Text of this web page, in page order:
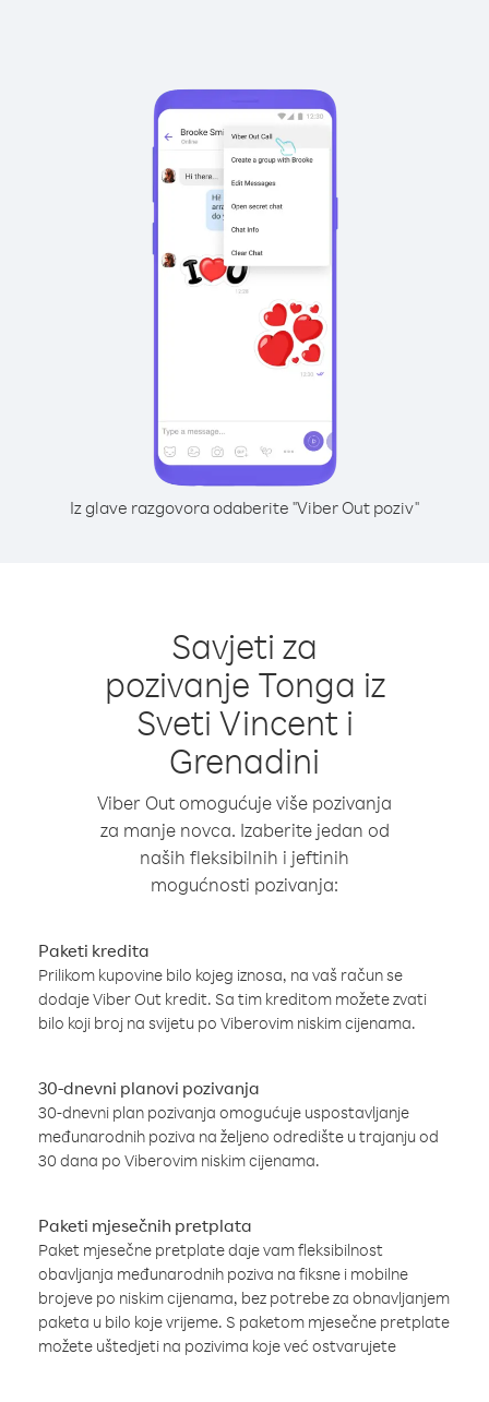
Iz glave razgovora odaberite "Viber Out poziv"
Savjeti za
pozivanje Tonga iz
Sveti Vincent i
Grenadini
Viber Out omogućuje više pozivanja
za manje novca. Izaberite jedan od
naših fleksibilnih i jeftinih
mogućnosti pozivanja:
Paketi kredita
Prilikom kupovine bilo kojeg iznosa, na vaš račun se
dodaje Viber Out kredit. Sa tim kreditom možete zvati
bilo koji broj na svijetu po Viberovim niskim cijenama.
30-dnevni planovi pozivanja
30-dnevni plan pozivanja omogućuje uspostavljanje
međunarodnih poziva na željeno odredište u trajanju od
30 dana po Viberovim niskim cijenama.
Paketi mjesečnih pretplata
Paket mjesečne pretplate daje vam fleksibilnost
obavljanja međunarodnih poziva na fiksne i mobilne
brojeve po niskim cijenama, bez potrebe za obnavljanjem
paketa u bilo koje vrijeme. S paketom mjesečne pretplate
možete uštedjeti na pozivima koje već ostvarujete